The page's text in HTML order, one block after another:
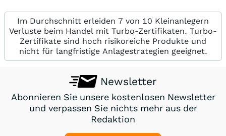
Im Durchschnitt erleiden 7 von 10 Kleinanlegern
Verluste beim Handel mit Turbo-Zertifikaten. Turbo-
Zertifikate sind hoch risikoreiche Produkte und
nicht für langfristige Anlagestrategien geeignet.
Newsletter
Abonnieren Sie unsere kostenlosen Newsletter
und verpassen Sie nichts mehr aus der
Redaktion